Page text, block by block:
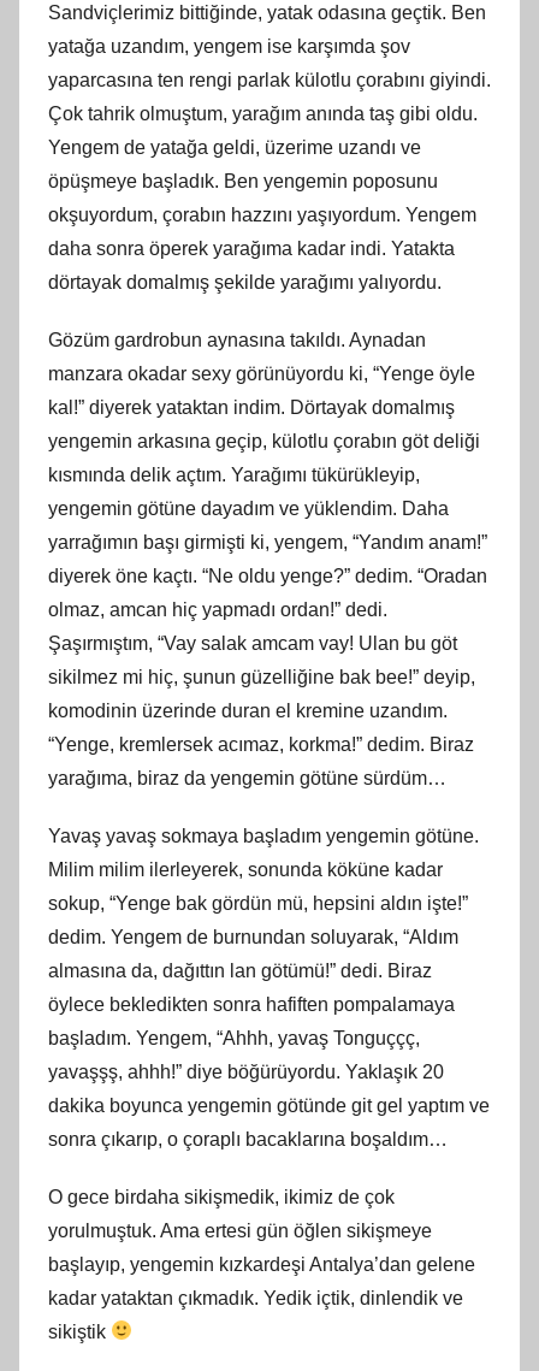
Sandviçlerimiz bittiğinde, yatak odasına geçtik. Ben
yatağa uzandım, yengem ise karşımda şov
yaparcasına ten rengi parlak külotlu çorabını giyindi.
Çok tahrik olmuştum, yarağım anında taş gibi oldu.
Yengem de yatağa geldi, üzerime uzandı ve
öpüşmeye başladık. Ben yengemin poposunu
okşuyordum, çorabın hazzını yaşıyordum. Yengem
daha sonra öperek yarağıma kadar indi. Yatakta
dörtayak domalmış şekilde yarağımı yalıyordu.
Gözüm gardrobun aynasına takıldı. Aynadan
manzara okadar sexy görünüyordu ki, “Yenge öyle
kal!” diyerek yataktan indim. Dörtayak domalmış
yengemin arkasına geçip, külotlu çorabın göt deliği
kısmında delik açtım. Yarağımı tükürükleyip,
yengemin götüne dayadım ve yüklendim. Daha
yarrağımın başı girmişti ki, yengem, “Yandım anam!”
diyerek öne kaçtı. “Ne oldu yenge?” dedim. “Oradan
olmaz, amcan hiç yapmadı ordan!” dedi.
Şaşırmıştım, “Vay salak amcam vay! Ulan bu göt
sikilmez mi hiç, şunun güzelliğine bak bee!” deyip,
komodinin üzerinde duran el kremine uzandım.
“Yenge, kremlersek acımaz, korkma!” dedim. Biraz
yarağıma, biraz da yengemin götüne sürdüm…
Yavaş yavaş sokmaya başladım yengemin götüne.
Milim milim ilerleyerek, sonunda köküne kadar
sokup, “Yenge bak gördün mü, hepsini aldın işte!”
dedim. Yengem de burnundan soluyarak, “Aldım
almasına da, dağıttın lan götümü!” dedi. Biraz
öylece bekledikten sonra hafiften pompalamaya
başladım. Yengem, “Ahhh, yavaş Tonguççç,
yavaşşş, ahhh!” diye böğürüyordu. Yaklaşık 20
dakika boyunca yengemin götünde git gel yaptım ve
sonra çıkarıp, o çoraplı bacaklarına boşaldım…
O gece birdaha sikişmedik, ikimiz de çok
yorulmuştuk. Ama ertesi gün öğlen sikişmeye
başlayıp, yengemin kızkardeşi Antalya’dan gelene
kadar yataktan çıkmadık. Yedik içtik, dinlendik ve
sikiştik